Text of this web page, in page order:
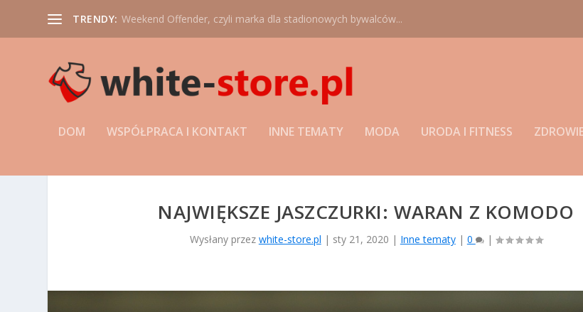
TRENDY: Weekend Offender, czyli marka dla stadionowych bywalców...
DOM WSPÓŁPRACA I KONTAKT INNE TEMATY MODA URODA I FITNESS
NAJWIĘKSZE JASZCZURKI: WARAN Z KOMODO
Wysłany przez white-store.pl | sty 21, 2020 | Inne tematy| 0 |